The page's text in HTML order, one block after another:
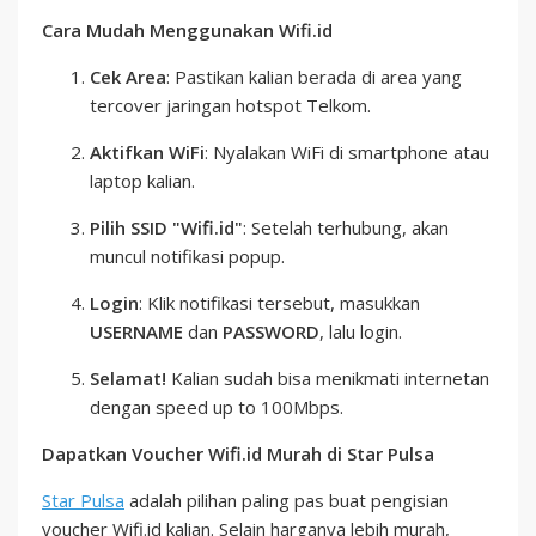
Cara Mudah Menggunakan Wifi.id
Cek Area: Pastikan kalian berada di area yang
tercover jaringan hotspot Telkom.
Aktifkan WiFi: Nyalakan WiFi di smartphone atau
laptop kalian.
Pilih SSID "Wifi.id": Setelah terhubung, akan
muncul notifikasi popup.
Login: Klik notifikasi tersebut, masukkan
USERNAME dan PASSWORD, lalu login.
Selamat! Kalian sudah bisa menikmati internetan
dengan speed up to 100Mbps.
Dapatkan Voucher Wifi.id Murah di Star Pulsa
Star Pulsa adalah pilihan paling pas buat pengisian
voucher Wifi.id kalian. Selain harganya lebih murah,